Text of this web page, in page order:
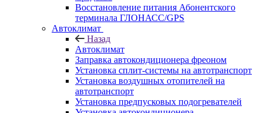
Восстановление питания Абонентского
терминала ГЛОНАСС/GPS
Автоклимат
Назад
Автоклимат
Заправка автокондиционера фреоном
Установка сплит-системы на автотранспорт
Установка воздушных отопителей на
автотранспорт
Установка предпусковых подогревателей